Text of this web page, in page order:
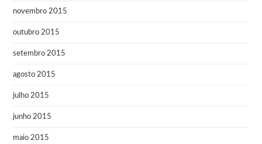
novembro 2015
outubro 2015
setembro 2015
agosto 2015
julho 2015
junho 2015
maio 2015